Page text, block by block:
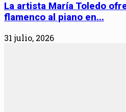
La artista María Toledo
flamenco al piano en...
31 julio, 2026